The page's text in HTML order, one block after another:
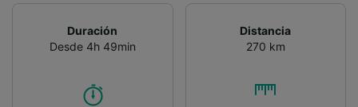
Duración
Desde 4h 49min
Distancia
270 km